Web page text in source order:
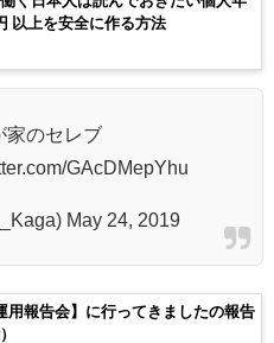
以上を安全に作る方法
家のセレブ
GAcDMepYhu
May 24, 2019
用報告会】に行ってきましたの報告